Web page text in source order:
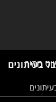
מהיר
בעיתונים